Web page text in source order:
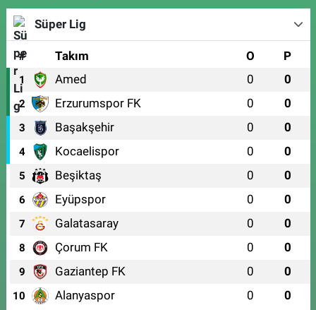
Süper Lig
# Takım O P
1 Amed 0 0
2 Erzurumspor FK 0 0
3 Başakşehir 0 0
4 Kocaelispor 0 0
5 Beşiktaş 0 0
6 Eyüpspor 0 0
7 Galatasaray 0 0
8 Çorum FK 0 0
9 Gaziantep FK 0 0
10 Alanyaspor 0 0